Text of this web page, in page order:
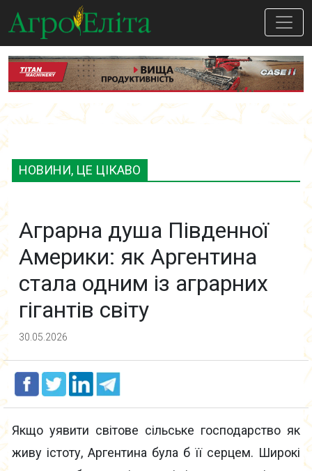
НОВИНИ, ЦЕ ЦІКАВО
Аграрна душа Південної
Америки: як Аргентина
стала одним із аграрних
гігантів світу
30.05.2026
Якщо уявити світове сільське господарство як
живу істоту, Аргентина була б її серцем. Широкі